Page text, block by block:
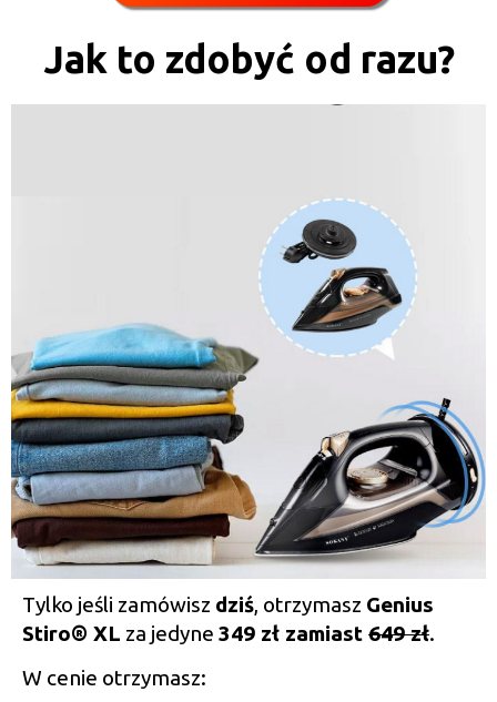
Jak to zdobyć od razu?
Tylko jeśli zamówisz dziś, otrzymasz Genius
Stiro® XL za jedyne 349 zł zamiast 649 zł.
W cenie otrzymasz: